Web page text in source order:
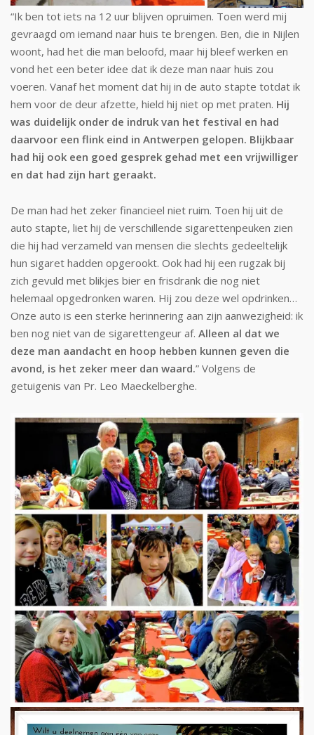
“Ik ben tot iets na 12 uur blijven opruimen. Toen werd mij
gevraagd om iemand naar huis te brengen. Ben, die in Nijlen
woont, had het die man beloofd, maar hij bleef werken en
vond het een beter idee dat ik deze man naar huis zou
voeren. Vanaf het moment dat hij in de auto stapte totdat ik
hem voor de deur afzette, hield hij niet op met praten. Hij
was duidelijk onder de indruk van het festival en had
daarvoor een flink eind in Antwerpen gelopen. Blijkbaar
had hij ook een goed gesprek gehad met een vrijwilliger
en dat had zijn hart geraakt.
De man had het zeker financieel niet ruim. Toen hij uit de
auto stapte, liet hij de verschillende sigarettenpeuken zien
die hij had verzameld van mensen die slechts gedeeltelijk
hun sigaret hadden opgerookt. Ook had hij een rugzak bij
zich gevuld met blikjes bier en frisdrank die nog niet
helemaal opgedronken waren. Hij zou deze wel opdrinken…
Onze auto is een sterke herinnering aan zijn aanwezigheid: ik
ben nog niet van de sigarettengeur af. Alleen al dat we
deze man aandacht en hoop hebben kunnen geven die
avond, is het zeker meer dan waard.” Volgens de
getuigenis van Pr. Leo Maeckelberghe.